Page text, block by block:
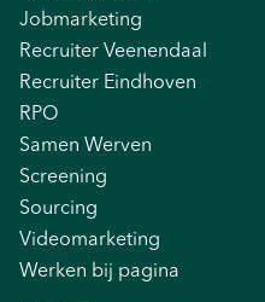
Jobmarketing
Recruiter Veenendaal
Recruiter Eindhoven
RPO
Samen Werven
Screening
Sourcing
Videomarketing
Werken bij pagina